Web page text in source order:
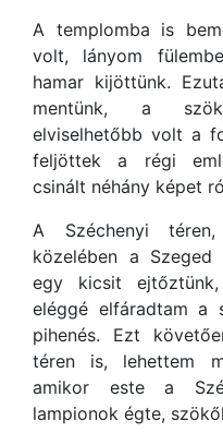
A templomba is
volt, lányom
hamar kijöttünk.
mentünk, a
elviselhetőbb volt a
feljöttek a régi
csinált néhány képet
A Széchenyi
közelében a
egy kicsit
eléggé elfáradtam a
pihenés. Ezt
téren is, lehettem
amikor este a
lampionok égte,